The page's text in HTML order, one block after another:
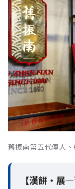
舊振南第五代傳人
【漢餅・展